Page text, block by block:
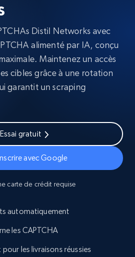
Distil Networks avec
alimenté par IA, conçu
Maintenez un accès
cibles grâce à une rotation
garantit un scraping
Essai gratuit
avec Google
carte de crédit requise
automatiquement
les CAPTCHA
les livraisons réussies